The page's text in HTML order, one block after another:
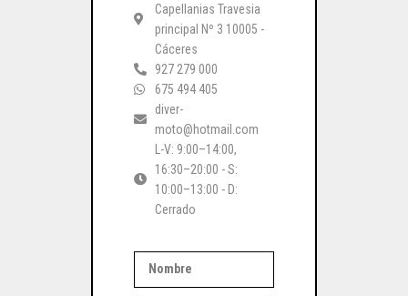
Capellanias Travesia
principal Nº 3 10005 -
Cáceres
927 279 000
675 494 405
diver-
moto@hotmail.com
L-V: 9:00–14:00,
16:30–20:00 - S:
10:00–13:00 - D:
Cerrado